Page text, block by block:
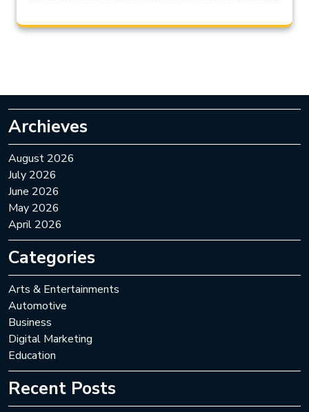
Archieves
August 2026
July 2026
June 2026
May 2026
April 2026
Categories
Arts & Entertainments
Automotive
Business
Digital Marketing
Education
Recent Posts